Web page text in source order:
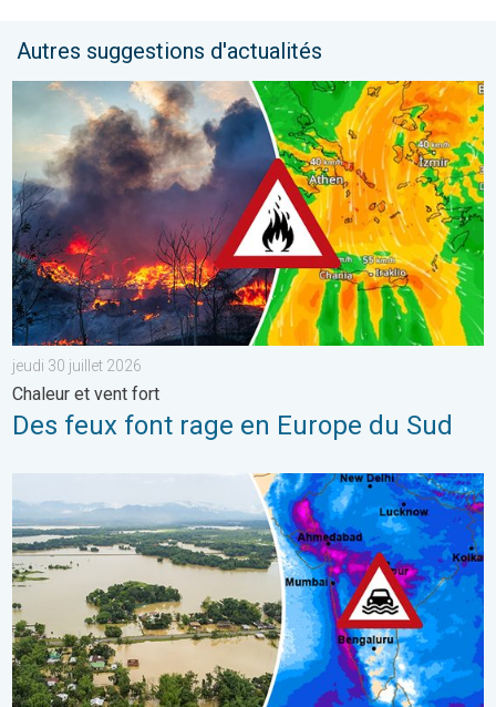
Autres suggestions d'actualités
Des feux font rage en Europe du Sud. Chaleur et vent fort. . .
jeudi 30 juillet 2026
Chaleur et vent fort
Des feux font rage en Europe du Sud
L'Asie en proie à de graves inondations. Mousson